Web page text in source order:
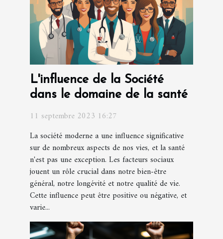
L'influence de la Société
dans le domaine de la santé
11 septembre 2023 16:27
La société moderne a une influence significative
sur de nombreux aspects de nos vies, et la santé
n'est pas une exception. Les facteurs sociaux
jouent un rôle crucial dans notre bien-être
général, notre longévité et notre qualité de vie.
Cette influence peut être positive ou négative, et
varie...